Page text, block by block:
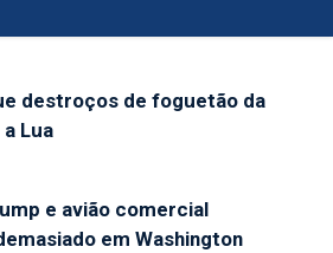
destroços de foguetão da
Lua
e avião comercial
em Washington